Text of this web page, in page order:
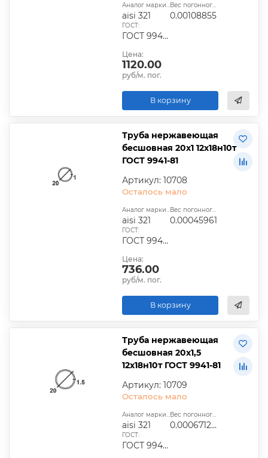
Аналог марки стали:
aisi 321
Вес погонного метра, т.:
0.00108855
ГОСТ:
ГОСТ 9940-81, ГОСТ 9941-81, ГОСТ 24030-80, ГОСТ 10498-82
Цена:
1120.00
руб/м. пог.
В корзину
Труба нержавеющая
бесшовная 20х1 12х18н10т
ГОСТ 9941-81
Артикул: 10708
Осталось мало
Аналог марки стали:
aisi 321
Вес погонного метра, т.:
0.00045961
ГОСТ:
ГОСТ 9940-81, ГОСТ 9941-81, ГОСТ 24030-80, ГОСТ 10498-82
Цена:
736.00
руб/м. пог.
В корзину
Труба нержавеющая
бесшовная 20х1,5
12х18н10т ГОСТ 9941-81
Артикул: 10709
Осталось мало
Аналог марки стали:
aisi 321
Вес погонного метра, т.:
0.0006712725
ГОСТ:
ГОСТ 9940-81, ГОСТ 9941-81, ГОСТ 24030-80, ГОСТ 10498-82